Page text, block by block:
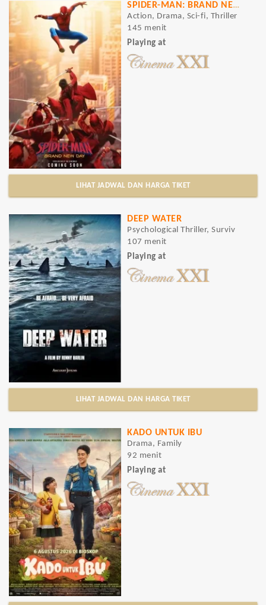
SPIDER-MAN: BRAND NEW DAY
Action, Drama, Sci-fi, Thriller
145 menit
Playing at
LIHAT JADWAL DAN HARGA TIKET
DEEP WATER
Psychological Thriller, Surviv
107 menit
Playing at
LIHAT JADWAL DAN HARGA TIKET
KADO UNTUK IBU
Drama, Family
92 menit
Playing at